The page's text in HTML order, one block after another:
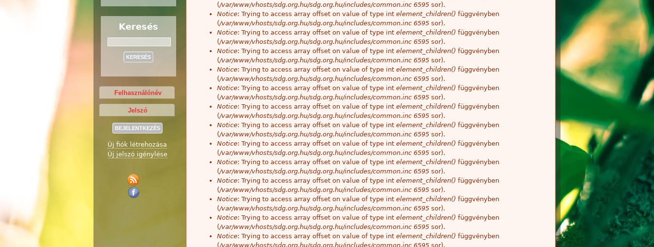
(/var/www/vhosts/sdg.org.hu/sdg.org.hu/includes/common.inc 6595 sor).
Notice: Trying to access array offset on value of type int element_children() függvényben
(/var/www/vhosts/sdg.org.hu/sdg.org.hu/includes/common.inc 6595 sor).
Notice: Trying to access array offset on value of type int element_children() függvényben
(/var/www/vhosts/sdg.org.hu/sdg.org.hu/includes/common.inc 6595 sor).
Notice: Trying to access array offset on value of type int element_children() függvényben
(/var/www/vhosts/sdg.org.hu/sdg.org.hu/includes/common.inc 6595 sor).
Notice: Trying to access array offset on value of type int element_children() függvényben
(/var/www/vhosts/sdg.org.hu/sdg.org.hu/includes/common.inc 6595 sor).
Notice: Trying to access array offset on value of type int element_children() függvényben
(/var/www/vhosts/sdg.org.hu/sdg.org.hu/includes/common.inc 6595 sor).
Notice: Trying to access array offset on value of type int element_children() függvényben
(/var/www/vhosts/sdg.org.hu/sdg.org.hu/includes/common.inc 6595 sor).
Notice: Trying to access array offset on value of type int element_children() függvényben
(/var/www/vhosts/sdg.org.hu/sdg.org.hu/includes/common.inc 6595 sor).
Notice: Trying to access array offset on value of type int element_children() függvényben
(/var/www/vhosts/sdg.org.hu/sdg.org.hu/includes/common.inc 6595 sor).
Notice: Trying to access array offset on value of type int element_children() függvényben
(/var/www/vhosts/sdg.org.hu/sdg.org.hu/includes/common.inc 6595 sor).
Notice: Trying to access array offset on value of type int element_children() függvényben
(/var/www/vhosts/sdg.org.hu/sdg.org.hu/includes/common.inc 6595 sor).
Notice: Trying to access array offset on value of type int element_children() függvényben
(/var/www/vhosts/sdg.org.hu/sdg.org.hu/includes/common.inc 6595 sor).
Notice: Trying to access array offset on value of type int element_children() függvényben
(/var/www/vhosts/sdg.org.hu/sdg.org.hu/includes/common.inc 6595 sor).
Notice: Trying to access array offset on value of type int element_children() függvényben
(/var/www/vhosts/sdg.org.hu/sdg.org.hu/includes/common.inc 6595 sor).
Keresés
Új fiók létrehozása
Új jelszó igénylése